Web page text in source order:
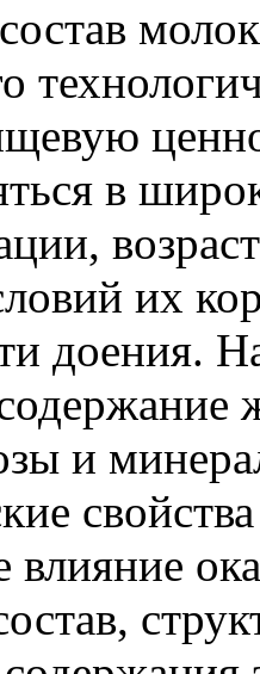
в
их
доения.
и
влияние